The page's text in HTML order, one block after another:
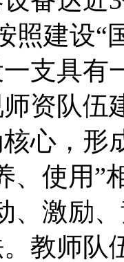
照建设“
支具有
资队伍
心，形
、使用”
、激励
教师队